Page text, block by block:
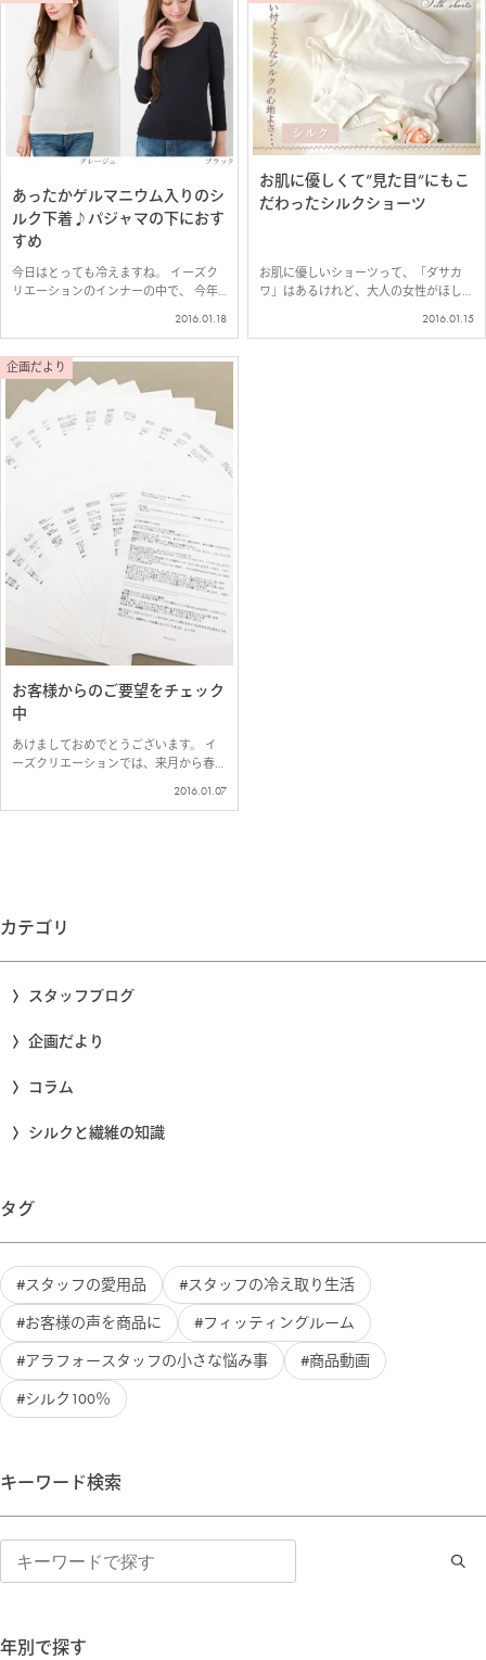
あったかゲルマニウム入りのシ
ルク下着♪パジャマの下におす
すめ
今日はとっても冷えますね。 イーズク
リエーションのインナーの中で、 今年
日みたいに冷え…
2016.01.18
お肌に優しくて”見た目”にもこ
だわったシルクショーツ
お肌に優しいショーツって、「ダサカ
ワ」はあるけれど、大人の女性がほしい
2016.01.15
企画だより
お客様からのご要望をチェック
中
あけましておめでとうございます。 イ
ーズクリエーションでは、来月から春夏
2016.01.07
カテゴリ
スタッフブログ
企画だより
コラム
シルクと繊維の知識
タグ
スタッフの愛用品 スタッフの冷え取り生活
お客様の声を商品に フィッティングルーム
アラフォースタッフの小さな悩み事 商品動画
シルク100％
キーワード検索
索
年別で探す